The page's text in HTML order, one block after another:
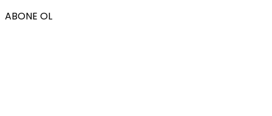
ABONE OL